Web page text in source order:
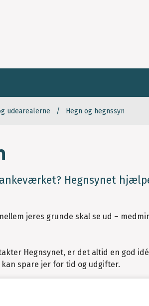
udearealerne Hegn og hegnssyn
Hegnsynet
jeres grunde skal se ud –
Hegnsynet, er det altid en god
spare jer for tid og udgifter.